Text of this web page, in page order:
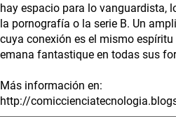
hay espacio para lo vanguardista,
la pornografía o la serie B. Un
cuya conexión es el mismo
emana fantastique en todas sus
Más información en:
http://